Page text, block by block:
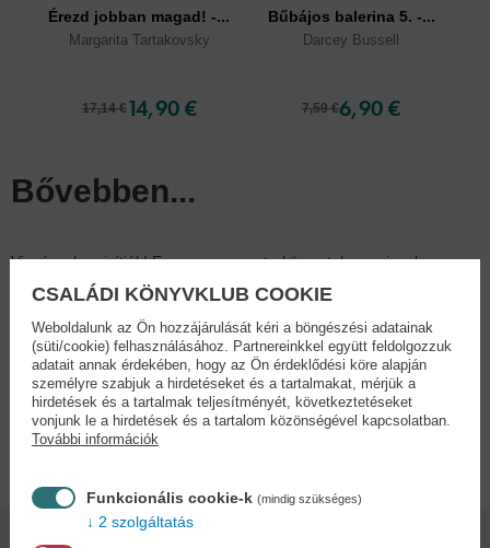
Érezd jobban magad! -...
Margarita Tartakovsky
17,14 € 14,90 €
Bűbájos balerina 5. -...
Darcey Bussell
7,59 €6,90 €
Bővebben...
Vigyázz, hamisítják! Ez a pazar poszterkönyv tele van izgalmas
képekkel a világhírű lánycsapatról, a HUNTR/X-ról, a Saja Boysról,
otthonának falán helye lehet ezeknek a színpompás, gyűjteménybe
való képeknek. Tökéletesek a K-pop és a démonkaszabolás
rajongói számára!
Adatok
CSALÁDI KÖNYVKLUB COOKIE
Weboldalunk az Ön hozzájárulását kéri a böngészési adatainak
(süti/cookie) felhasználásához. Partnereinkkel együtt feldolgozzuk
adatait annak érdekében, hogy az Ön érdeklődési köre alapján
személyre szabjuk a hirdetéseket és a tartalmakat, mérjük a
hirdetések és a tartalmak teljesítményét, következtetéseket
vonjunk le a hirdetések és a tartalom közönségével kapcsolatban.
További információk
Funkcionális cookie-k (mindig szükséges)
2 szolgáltatás